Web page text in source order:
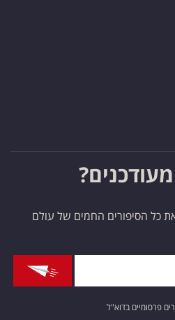
כל הסיפורים החמים של עולם
פרסומיים בדוא"ל